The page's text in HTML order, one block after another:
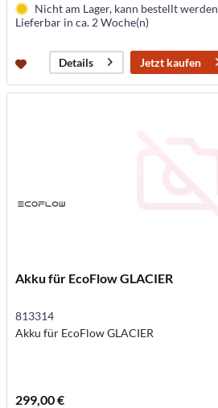
Nicht am Lager, kann bestellt werden
Lieferbar in ca. 2 Woche(n)
Details Jetzt kaufen
Akku für EcoFlow GLACIER
813314
Akku für EcoFlow GLACIER
299,00 €